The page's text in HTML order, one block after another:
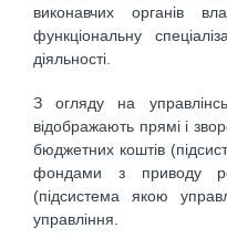
виконавчих органів
функціональну
діяльності.
З огляду на
відображають прямі і
бюджетних коштів
фондами з приводу
(підсистема якою
управління.